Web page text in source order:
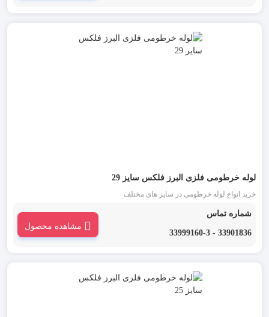
لوله خرطومی فلزی البرز فلکس سایز 29
خرید انواع لوله خرطومی در سایز های مختلف
شماره تماس
33901836 - 33999160-3
مشاهده محصول